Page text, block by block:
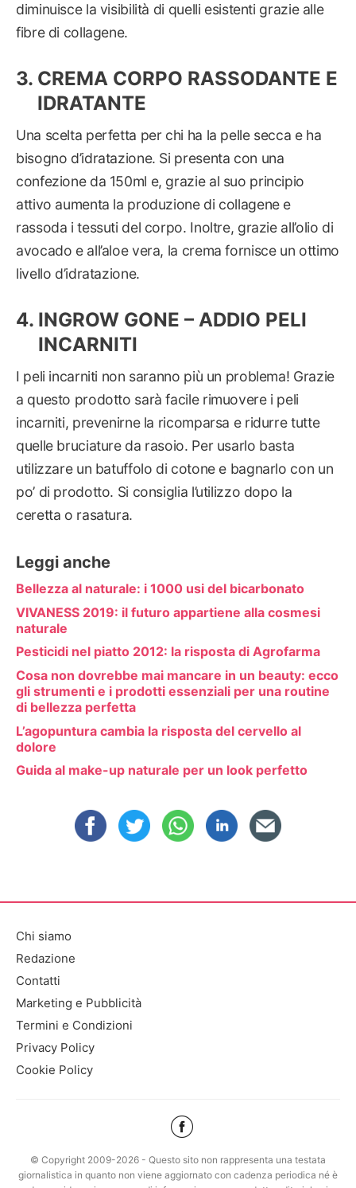
diminuisce la visibilità di quelli esistenti grazie alle
fibre di collagene.
CREMA CORPO RASSODANTE E
IDRATANTE
Una scelta perfetta per chi ha la pelle secca e ha
bisogno d’idratazione. Si presenta con una
confezione da 150ml e, grazie al suo principio
attivo aumenta la produzione di collagene e
rassoda i tessuti del corpo. Inoltre, grazie all’olio di
avocado e all’aloe vera, la crema fornisce un ottimo
livello d’idratazione.
INGROW GONE – ADDIO PELI
INCARNITI
I peli incarniti non saranno più un problema! Grazie
a questo prodotto sarà facile rimuovere i peli
incarniti, prevenirne la ricomparsa e ridurre tutte
quelle bruciature da rasoio. Per usarlo basta
utilizzare un batuffolo di cotone e bagnarlo con un
po’ di prodotto. Si consiglia l’utilizzo dopo la
ceretta o rasatura.
Leggi anche
Bellezza al naturale: i 1000 usi del bicarbonato
VIVANESS 2019: il futuro appartiene alla cosmesi
naturale
Pesticidi nel piatto 2012: la risposta di Agrofarma
Cosa non dovrebbe mai mancare in un beauty: ecco
gli strumenti e i prodotti essenziali per una routine
di bellezza perfetta
L’agopuntura cambia la risposta del cervello al
dolore
Guida al make-up naturale per un look perfetto
Chi siamo
Redazione
Contatti
Marketing e Pubblicità
Termini e Condizioni
Privacy Policy
Cookie Policy
© Copyright 2009-2026 - Questo sito non rappresenta una testata
giornalistica in quanto non viene aggiornato con cadenza periodica né è